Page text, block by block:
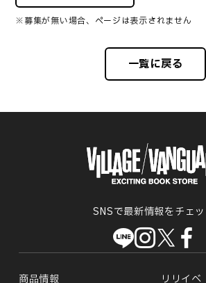
※募集が無い場合、ページは表示されません
一覧に戻る
SNSで最新情報をチェ
商品情報 リリイベ